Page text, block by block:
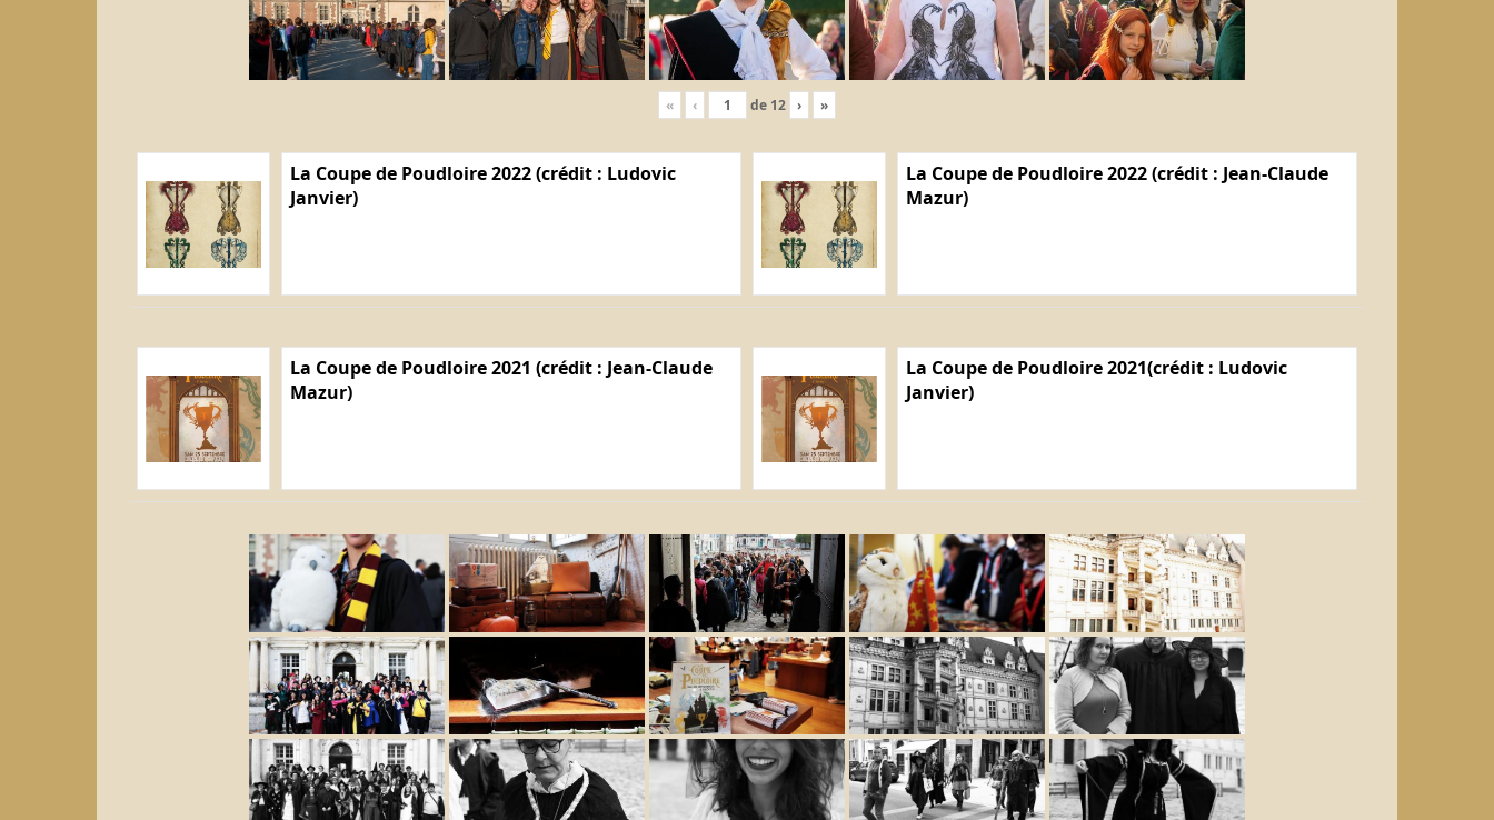
« ‹ de 12 › »
La Coupe de Poudloire 2022 (crédit : Ludovic
Janvier)
La Coupe de Poudloire 2022 (crédit : Jean-Claude
Mazur)
La Coupe de Poudloire 2021 (crédit : Jean-Claude
Mazur)
La Coupe de Poudloire 2021(crédit : Ludovic
Janvier)